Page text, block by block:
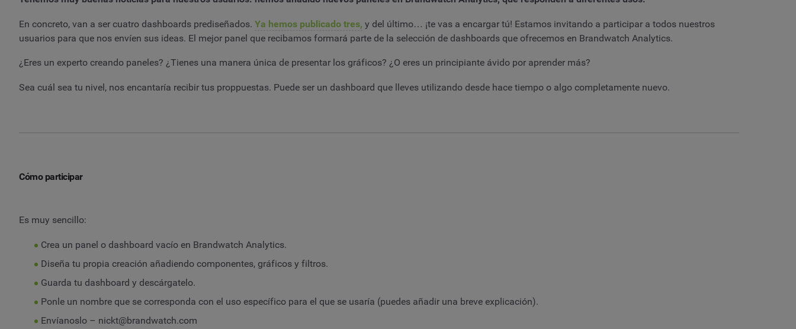
En concreto, van a ser cuatro dashboards prediseñados. Ya hemos publicado tres, y del último… ¡te vas a encargar tú! Estamos invitando a participar a todos nuestros
usuarios para que nos envíen sus ideas. El mejor panel que recibamos formará parte de la selección de dashboards que ofrecemos en Brandwatch Analytics.
¿Eres un experto creando paneles? ¿Tienes una manera única de presentar los gráficos? ¿O eres un principiante ávido por aprender más?
Sea cuál sea tu nivel, nos encantaría recibir tus proppuestas. Puede ser un dashboard que lleves utilizando desde hace tiempo o algo completamente nuevo.
Cómo participar
Es muy sencillo:
Crea un panel o dashboard vacío en Brandwatch Analytics.
Diseña tu propia creación añadiendo componentes, gráficos y filtros.
Guarda tu dashboard y descárgatelo.
Ponle un nombre que se corresponda con el uso específico para el que se usaría (puedes añadir una breve explicación).
Envíanoslo – nickt@brandwatch.com